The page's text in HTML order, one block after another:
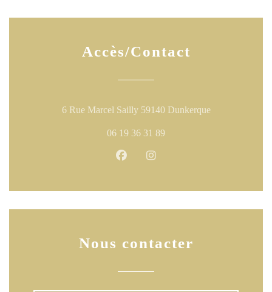
Accès/Contact
6 Rue Marcel Sailly 59140 Dunkerque((ouvre une
06 19 36 31 89
Facebook ((ouvre une nouvelle
Nous contacter